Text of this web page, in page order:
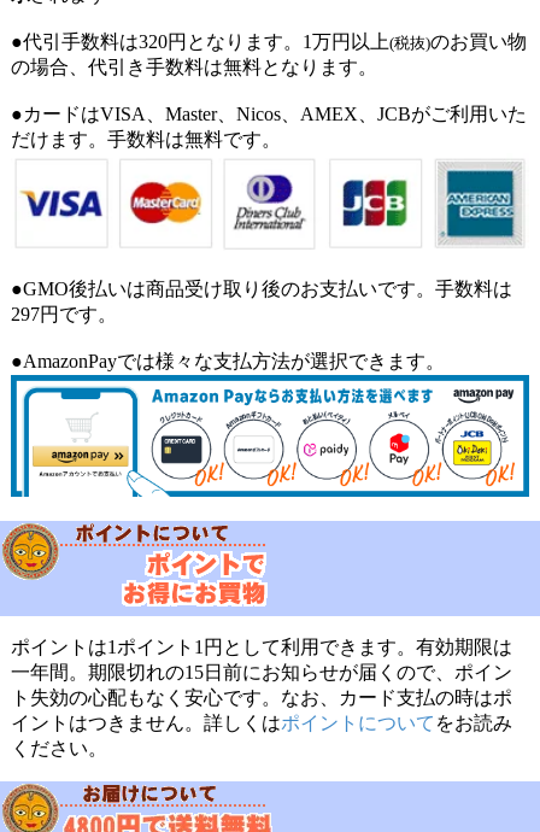
●代引手数料は320円となります。1万円以上(税抜)のお買い物
の場合、代引き手数料は無料となります。
●カードはVISA、Master、Nicos、AMEX、JCBがご利用いた
だけます。手数料は無料です。
●GMO後払いは商品受け取り後のお支払いです。手数料は
297円です。
●AmazonPayでは様々な支払方法が選択できます。
ポイントは1ポイント1円として利用できます。有効期限は
一年間。期限切れの15日前にお知らせが届くので、ポイン
ト失効の心配もなく安心です。なお、カード支払の時はポ
イントはつきません。詳しくはポイントについて をお読み
ください。